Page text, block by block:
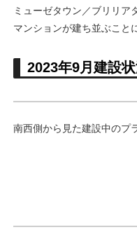
ミューゼタウン／ブリリア
マンションが建ち並ぶこと
2023年9月建設
南西側から見た建設中のプ